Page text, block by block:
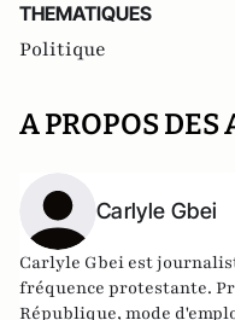
THEMATIQUES
Politique
A PROPOS DES
Carlyle Gbei
Carlyle Gbei est
fréquence protestante.
République, mode